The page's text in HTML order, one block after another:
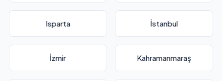
Isparta İstanbul
İzmir Kahramanmaraş